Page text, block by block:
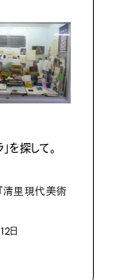
を探して。
清里現代美術
日